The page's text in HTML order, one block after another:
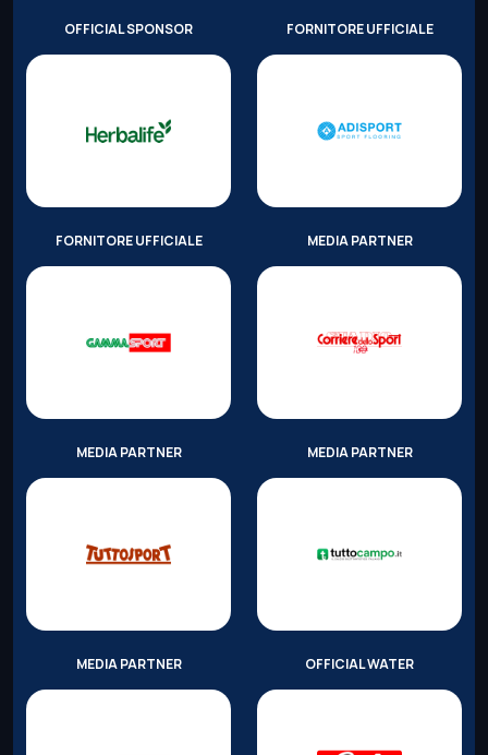
OFFICIAL SPONSOR FORNITORE UFFICIALE
FORNITORE UFFICIALE MEDIA PARTNER
MEDIA PARTNER MEDIA PARTNER
MEDIA PARTNER OFFICIAL WATER